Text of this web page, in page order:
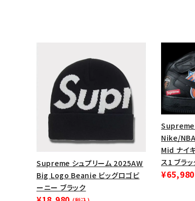
Supreme シュプリーム 2025AW
Big Logo Beanie ビッグロゴビ
ーニー ブラック
Supreme
Nike/
Mid ナイ
ス1 ブラッ
¥65,980